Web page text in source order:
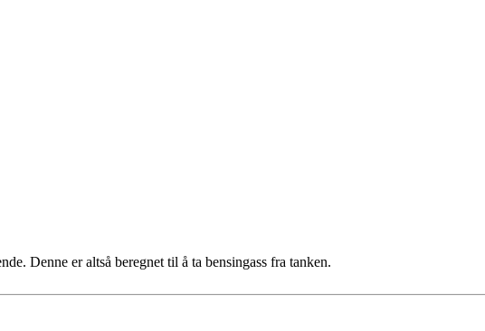
Denne er altså beregnet til å ta bensingass fra tanken.